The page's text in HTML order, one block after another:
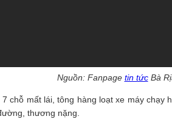
Nguồn: Fanpage tin tứcBà
7 chỗ mất lái, tông hàng loạt xe máy
thương nặng.